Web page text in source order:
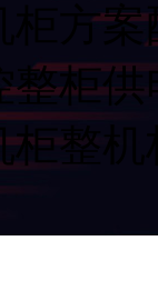
方案
柜供
柜整